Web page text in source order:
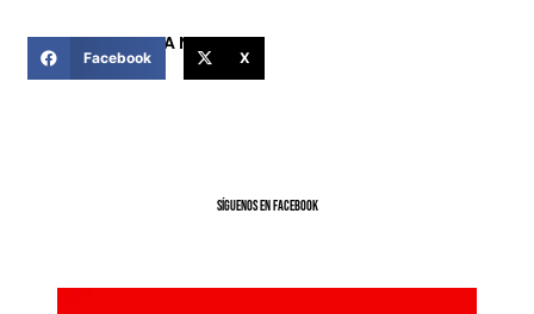
COMPARTIR ESTA NOTICIA
Facebook X
SíGUENOS EN FACEBOOK